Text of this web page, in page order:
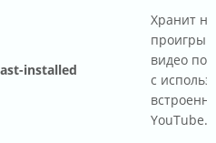
installed
Хранит
видео
с
YouTube.